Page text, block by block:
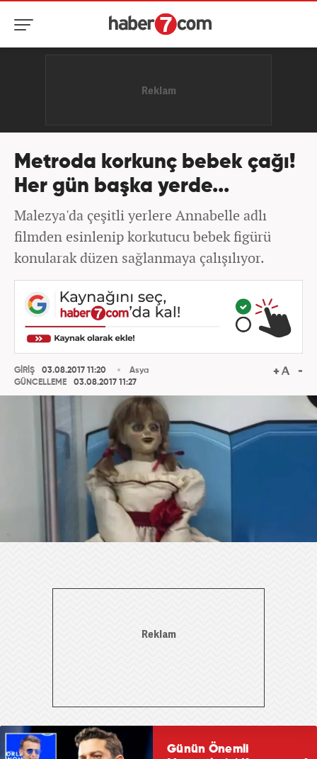
Metroda korkunç bebek çağı!
Her gün başka yerde...
Malezya'da çeşitli yerlere Annabelle adlı
filmden esinlenip korkutucu bebek figürü
konularak düzen sağlanmaya çalışılıyor.
GİRİŞ
03.08.2017 11:20
GÜNCELLEME
03.08.2017 11:27
Asya